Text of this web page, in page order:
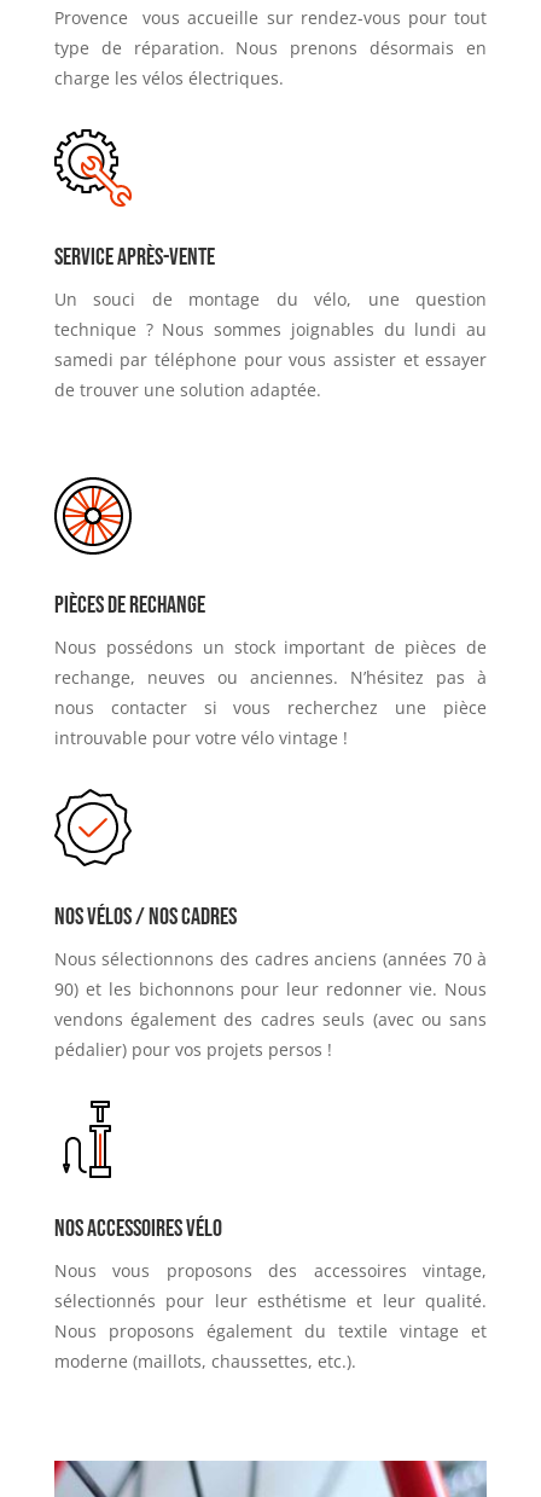
Provence vous accueille sur rendez-vous pour tout
type de réparation. Nous prenons désormais en
charge les vélos électriques.
Service après-vente
Un souci de montage du vélo, une question
technique ? Nous sommes joignables du lundi au
samedi par téléphone pour vous assister et essayer
de trouver une solution adaptée.
Pièces de rechange
Nous possédons un stock important de pièces de
rechange, neuves ou anciennes. N’hésitez pas à
nous contacter si vous recherchez une pièce
introuvable pour votre vélo vintage !
Nos vélos / nos cadres
Nous sélectionnons des cadres anciens (années 70 à
90) et les bichonnons pour leur redonner vie. Nous
vendons également des cadres seuls (avec ou sans
pédalier) pour vos projets persos !
Nos accessoires vélo
Nous vous proposons des accessoires vintage,
sélectionnés pour leur esthétisme et leur qualité.
Nous proposons également du textile vintage et
moderne (maillots, chaussettes, etc.).